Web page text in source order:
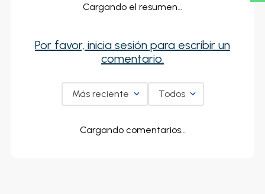
Cargando el resumen…
Por favor, inicia sesión para escribir un
comentario.
Más reciente Todos
Cargando comentarios…